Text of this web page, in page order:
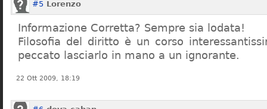
#5 Lorenzo
Informazione Corretta? Sempre sia lodata!
Filosofia del diritto è un corso
peccato lasciarlo in mano a un ignorante.
22 Ott 2009, 18:19